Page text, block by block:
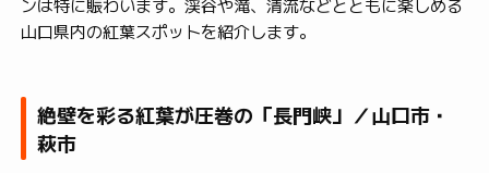
山口県内の紅葉スポットを紹介します。
絶壁を彩る紅葉が圧巻の「長門峡」／山口市・
萩市